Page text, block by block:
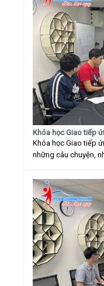
Khóa học Giao tiếp
Khóa học Giao tiếp
những câu chuyện,